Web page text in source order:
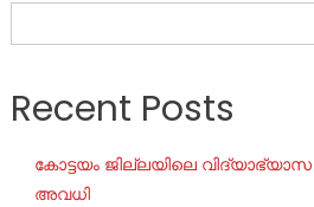
Recent Posts
കോട്ടയം ജില്ലയിലെ
അവധി